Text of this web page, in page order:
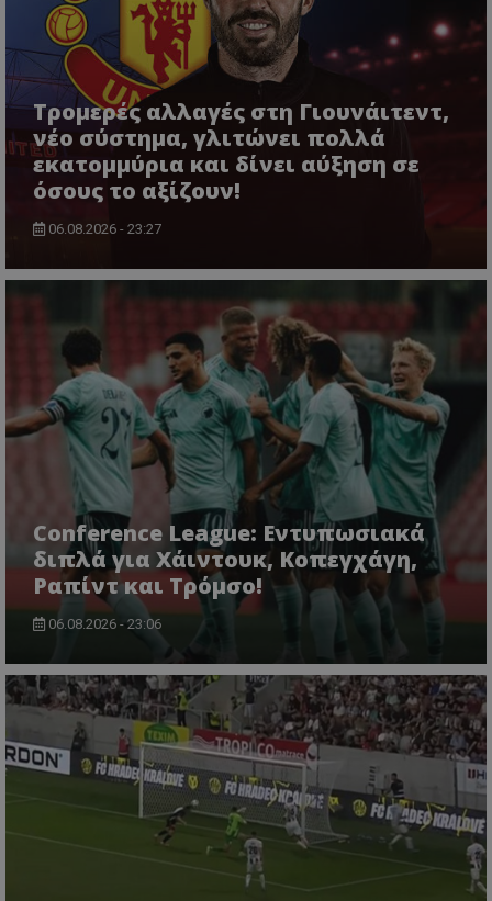
Τρομερές αλλαγές στη Γιουνάιτεντ,
νέο σύστημα, γλιτώνει πολλά
εκατομμύρια και δίνει αύξηση σε
όσους το αξίζουν!
06.08.2026 - 23:27
Conference League: Εντυπωσιακά
διπλά για Χάιντουκ, Κοπεγχάγη,
Ραπίντ και Τρόμσο!
06.08.2026 - 23:06